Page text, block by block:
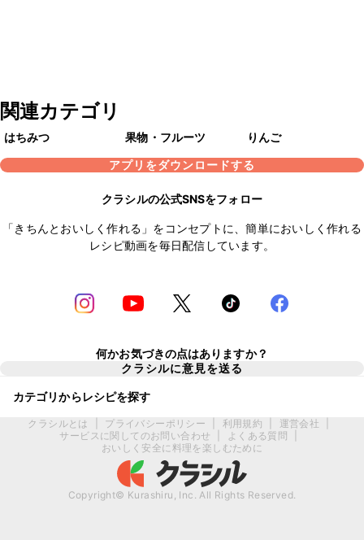
関連カテゴリ
はちみつ 果物・フルーツ
りんご
アプリをダウンロードする
クラシルの公式SNSをフォロー
「きちんとおいしく作れる」をコンセプトに、簡単においしく作れる
レシピ動画を毎日配信しています。
何かお気づきの点はありますか？
クラシルに意見を送る
カテゴリからレシピを探す
クラシルとは プライバシーポリシー 利用規約 運営会社
サービスに関してのお問い合わせ
よくある質問
おいしく安全に料理を楽しむために
Copyright© Kurashiru, Inc. All Rights Reserved.